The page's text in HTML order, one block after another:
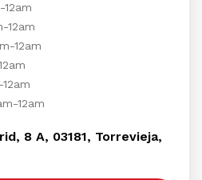
12am
12am
12am
12am
8 A, 03181, Torrevieja,